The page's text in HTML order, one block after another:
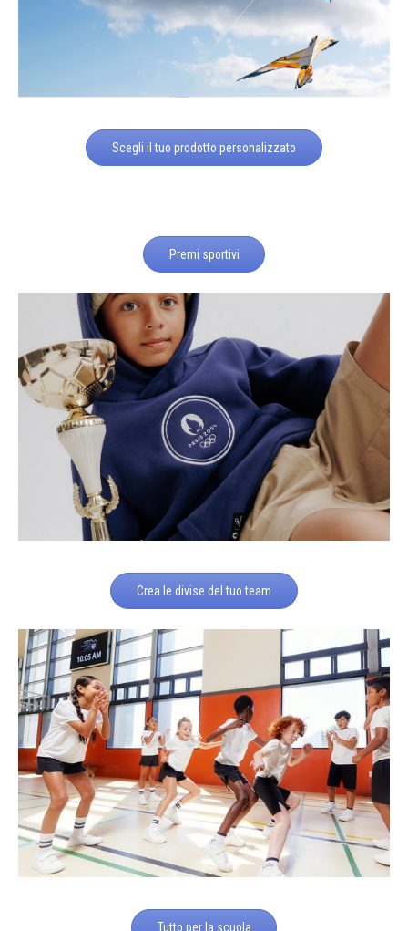
Scegli il tuo prodotto personalizzato
Premi sportivi
Crea le divise del tuo team
Tutto per la scuola